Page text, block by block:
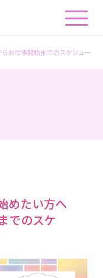
お仕事開始までのスケジュー
めたい方へ
でのスケ